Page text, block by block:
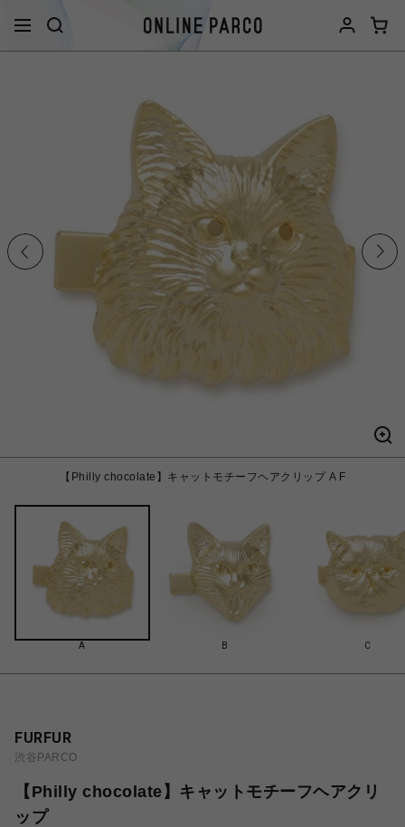
【Philly chocolate】キャットモチーフヘアクリップ A F
A B C
FURFUR
渋谷PARCO
【Philly chocolate】キャットモチーフヘアクリ
ップ